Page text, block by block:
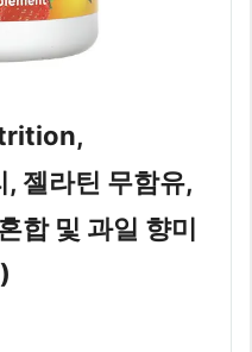
젤라틴 무함유,
합 및 과일 향미